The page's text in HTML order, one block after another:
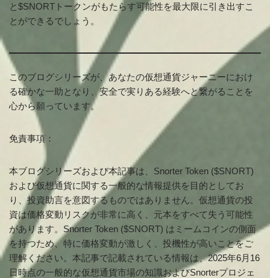
と$SNORTトークンがもたらす可能性を最大限に引き出すこ
とができるでしょう。
このブログシリーズが、あなたの仮想通貨ジャーニーにおけ
る確かな一助となり、安全で実りある経験へと繋がることを
心から願っています。
免責事項：
本ブログシリーズおよび本記事は、Snorter Token ($SNORT)
および仮想通貨に関する一般的な情報提供を目的としてお
り、投資助言を意図するものではありません。仮想通貨の投
資は価格変動リスクが非常に高く、元本をすべて失う可能性
があります。Snorter Token ($SNORT) はミームコインの側面
を持つため、特に価格変動が激しく、投機性が高いことをご
理解ください。本記事で記載されている情報は、2025年6月16
日時点の一般的な仮想通貨市場の知識およびSnorterプロジェ